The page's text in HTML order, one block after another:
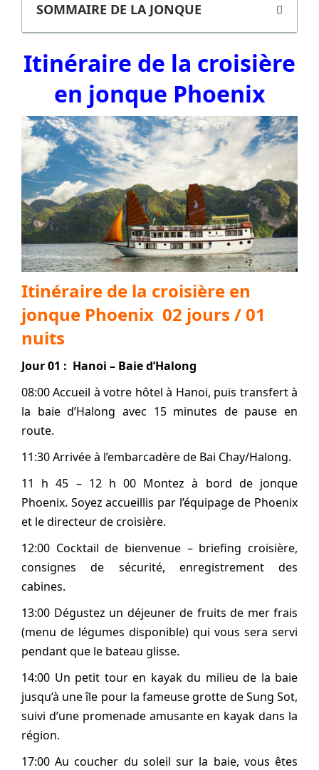
SOMMAIRE DE LA JONQUE
Itinéraire de la croisière
en jonque Phoenix
Itinéraire de la croisière en
jonque Phoenix 02 jours / 01
nuits
Jour 01 : Hanoi – Baie d’Halong
08:00 Accueil à votre hôtel à Hanoi, puis transfert à
la baie d’Halong avec 15 minutes de pause en
route.
11:30 Arrivée à l’embarcadère de Bai Chay/Halong.
11 h 45 – 12 h 00 Montez à bord de jonque
Phoenix. Soyez accueillis par l’équipage de Phoenix
et le directeur de croisière.
12:00 Cocktail de bienvenue – briefing croisière,
consignes de sécurité, enregistrement des
cabines.
13:00 Dégustez un déjeuner de fruits de mer frais
(menu de légumes disponible) qui vous sera servi
pendant que le bateau glisse.
14:00 Un petit tour en kayak du milieu de la baie
jusqu’à une île pour la fameuse grotte de Sung Sot,
suivi d’une promenade amusante en kayak dans la
région.
17:00 Au coucher du soleil sur la baie, vous êtes